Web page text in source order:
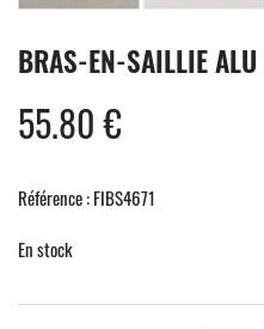
BRAS-EN-SAILLIE
55.80€
Référence : FIBS4671
En stock